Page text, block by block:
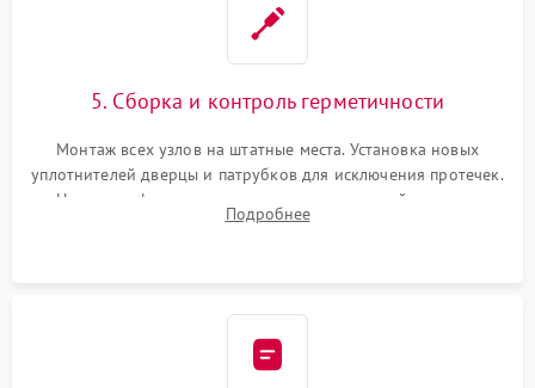
5. Сборка и контроль герметичности
Монтаж всех узлов на штатные места. Установка новых
уплотнителей дверцы и патрубков для исключения протечек.
Надежная фиксация хомутов гидравлической системы,
сборка корпуса и установка датчика поплавка.
Подробнее